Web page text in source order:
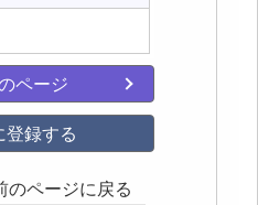
ページ
登録する
のページに戻る